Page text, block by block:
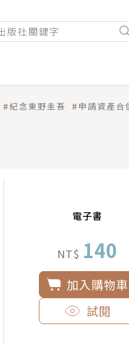
紀念東野圭吾 申請資產合
電子書
NT$ 140
加入購物車
試閱